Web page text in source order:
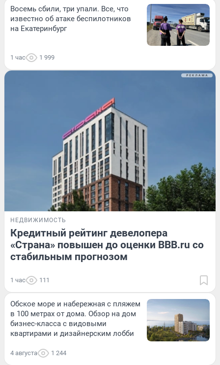
Восемь сбили, три упали. Все, что
известно об атаке беспилотников
на Екатеринбург
1 час 1 999
НЕДВИЖИМОСТЬ
Кредитный рейтинг девелопера
«Страна» повышен до оценки BBB.ru со
стабильным прогнозом
1 час 111
Обское море и набережная с пляжем
в 100 метрах от дома. Обзор на дом
бизнес-класса с видовыми
квартирами и дизайнерским лобби
4 августа 1 244